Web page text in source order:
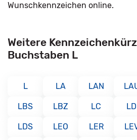
Wunschkennzeichen online.
Weitere
Buchstaben L
L LA LAN
LBS LBZ LC LD
LDS LEO LER